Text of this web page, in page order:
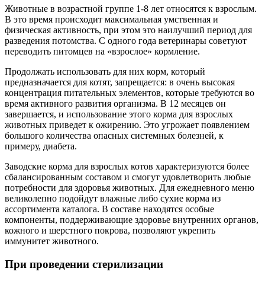
Животные в возрастной группе 1-8 лет относятся к взрослым.
В это время происходит максимальная умственная и
физическая активность, при этом это наилучший период для
разведения потомства. С одного года ветеринары советуют
переводить питомцев на «взрослое» кормление.
Продолжать использовать для них корм, который
предназначается для котят, запрещается: в очень высокая
концентрация питательных элементов, которые требуются во
время активного развития организма. В 12 месяцев он
завершается, и использование этого корма для взрослых
животных приведет к ожирению. Это угрожает появлением
большого количества опасных системных болезней, к
примеру, диабета.
Заводские корма для взрослых котов характеризуются более
сбалансированным составом и смогут удовлетворить любые
потребности для здоровья животных. Для ежедневного меню
великолепно подойдут влажные либо сухие корма из
ассортимента каталога. В составе находятся особые
компоненты, поддерживающие здоровье внутренних органов,
кожного и шерстного покрова, позволяют укрепить
иммунитет животного.
При проведении стерилизации